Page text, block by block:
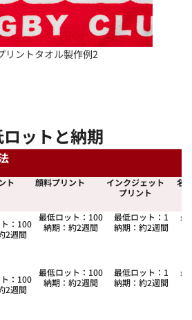
リントタオル製作例2
ットと納期
ト 顔料プリント
インクジェット
プリント
名
：100
2週間
最低ロット：100
納期：約2週間
最低ロット：1
納期：約2週間
最
：100
2週間
最低ロット：100
納期：約2週間
最低ロット：1
納期：約2週間
最